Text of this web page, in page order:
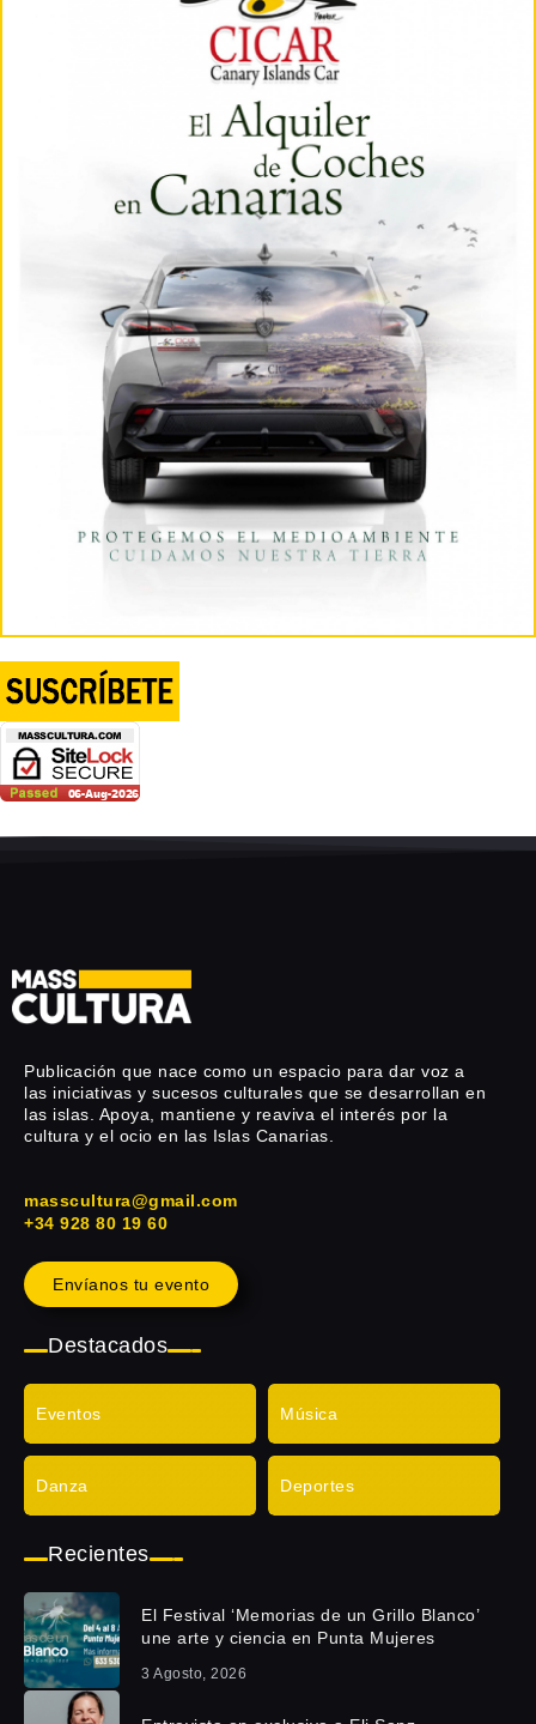
Publicación que nace como un espacio para dar voz a
las iniciativas y sucesos culturales que se desarrollan en
las islas. Apoya, mantiene y reaviva el interés por la
cultura y el ocio en las Islas Canarias.
masscultura@gmail.com
+34 928 80 19 60
Envíanos tu evento
Destacados
Eventos Música
Danza Deportes
Recientes
El Festival ‘Memorias de un Grillo Blanco’
une arte y ciencia en Punta Mujeres
3 Agosto, 2026